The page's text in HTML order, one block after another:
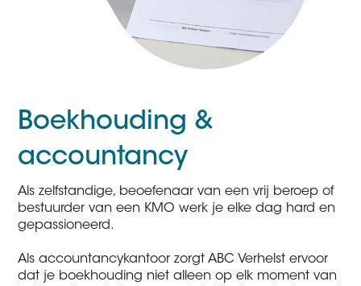
Boekhouding &
accountancy
Als zelfstandige, beoefenaar van een vrij beroep of
bestuurder van een KMO werk je elke dag hard en
gepassioneerd.
Als accountancykantoor zorgt ABC Verhelst ervoor
dat je boekhouding niet alleen op elk moment van